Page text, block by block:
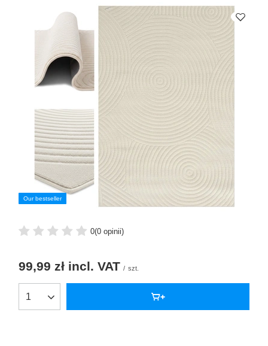
Our bestseller
0(0 opinii)
99,99 zł incl. VAT / szt.